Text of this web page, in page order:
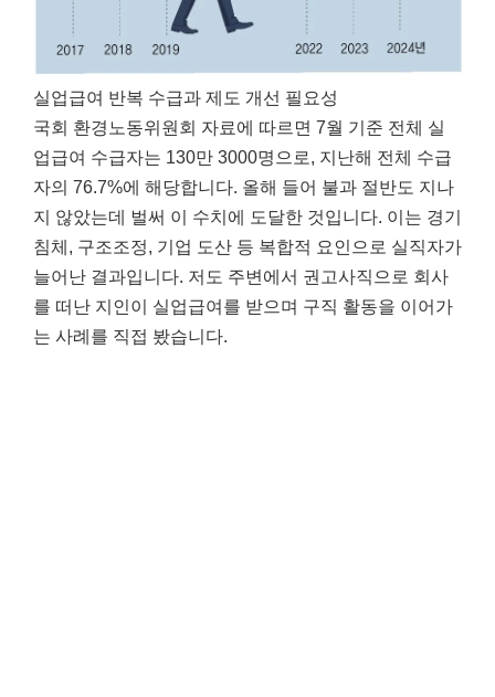
실업급여 반복 수급과 제도 개선 필요성
국회 환경노동위원회 자료에 따르면 7월 기준 전체 실
업급여 수급자는 130만 3000명으로, 지난해 전체 수급
자의 76.7%에 해당합니다. 올해 들어 불과 절반도 지나
지 않았는데 벌써 이 수치에 도달한 것입니다. 이는 경기
침체, 구조조정, 기업 도산 등 복합적 요인으로 실직자가
늘어난 결과입니다. 저도 주변에서 권고사직으로 회사
를 떠난 지인이 실업급여를 받으며 구직 활동을 이어가
는 사례를 직접 봤습니다.